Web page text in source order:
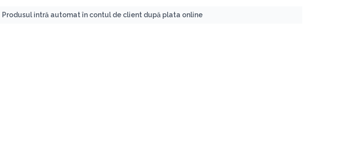
Produsul intră automat în contul de client după plata online